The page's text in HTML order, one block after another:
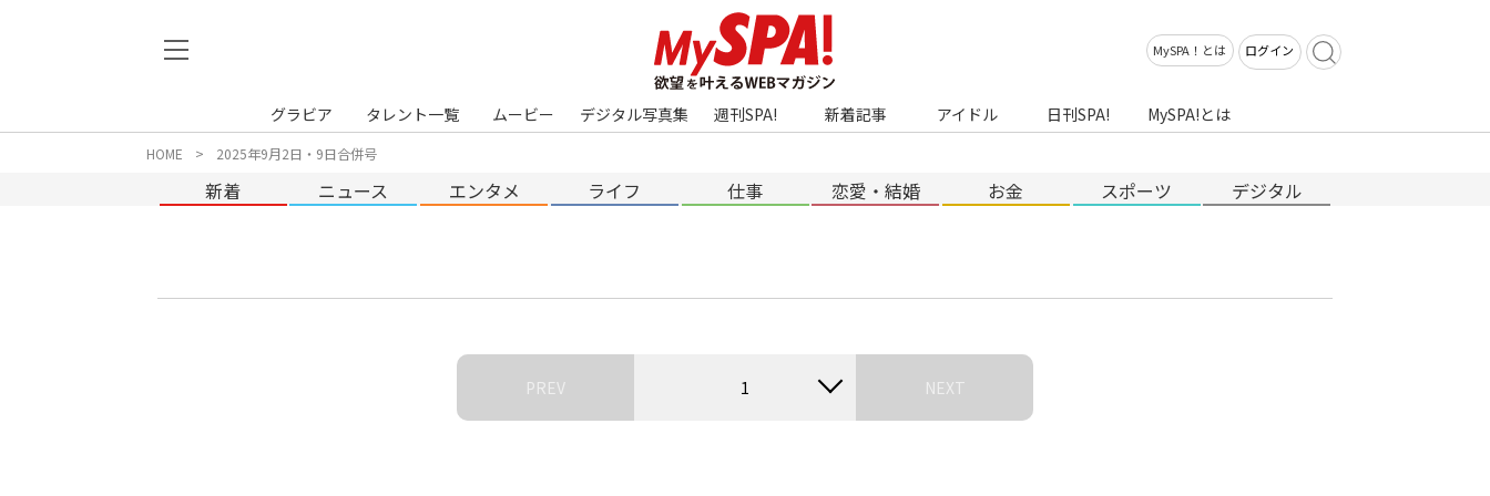
MySPA！とは ログイン
グラビア タレント一覧 ムービー デジタル写真集 週刊SPA! 新着記事 アイドル 日刊SPA! MySPA!とは
HOME 2025年9月2日・9日合併号
新着 ニュース エンタメ ライフ 仕事 恋愛・結婚 お金 スポーツ デジタル
PREV 1 NEXT